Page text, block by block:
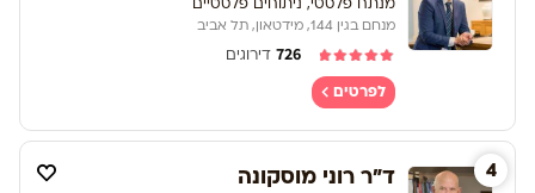
מנתח פלסטי, ניתוחים פלסטיים
מנחם בגין 144, מידטאון, תל אביב
726 דירוגים
לפרטים
ד"ר רוני מוסקונה 4